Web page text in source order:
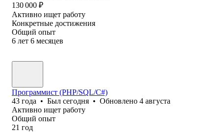
130 000 ₽
Активно ищет работу
Конкретные достижения
Общий опыт
6 лет 6 месяцев
Программист (PHP/SQL/C#)
43 года • Был сегодня • Обновлено 4 августа
Активно ищет работу
Общий опыт
21 год